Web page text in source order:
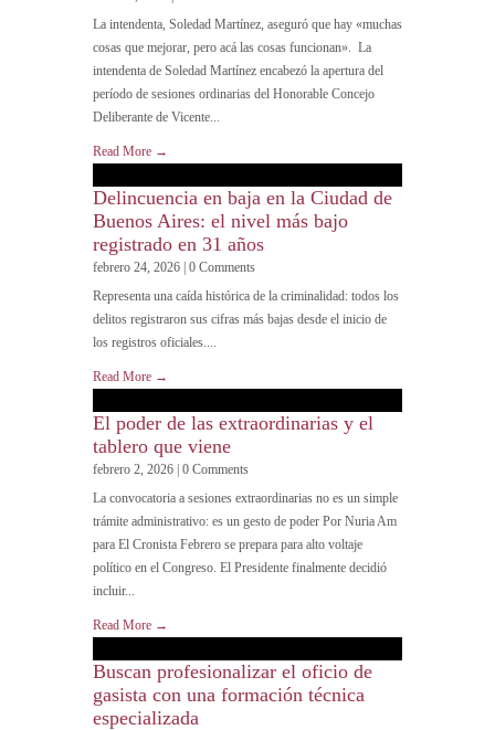
La intendenta, Soledad Martínez, aseguró que hay «muchas
cosas que mejorar, pero acá las cosas funcionan». La
intendenta de Soledad Martínez encabezó la apertura del
período de sesiones ordinarias del Honorable Concejo
Deliberante de Vicente...
Read More →
Delincuencia en baja en la Ciudad de
Buenos Aires: el nivel más bajo
registrado en 31 años
febrero 24, 2026 | 0 Comments
Representa una caída histórica de la criminalidad: todos los
delitos registraron sus cifras más bajas desde el inicio de
los registros oficiales....
Read More →
El poder de las extraordinarias y el
tablero que viene
febrero 2, 2026 | 0 Comments
La convocatoria a sesiones extraordinarias no es un simple
trámite administrativo: es un gesto de poder Por Nuria Am
para El Cronista Febrero se prepara para alto voltaje
político en el Congreso. El Presidente finalmente decidió
incluir...
Read More →
Buscan profesionalizar el oficio de
gasista con una formación técnica
especializada